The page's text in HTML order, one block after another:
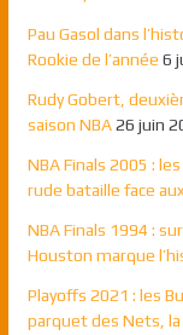
Pau Gasol dans
Rookie de l’année 6
Rudy Gobert,
saison NBA 26 juin
NBA Finals 2005 :
rude bataille face
NBA Finals 1994 :
Houston marque
Playoffs 2021 : les
parquet des Nets,